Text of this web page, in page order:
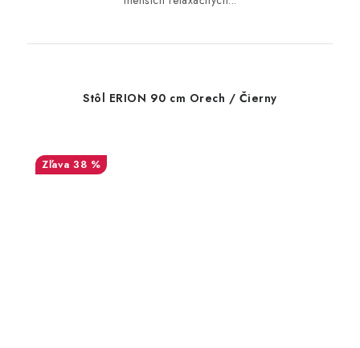
Stôl ERION 90 cm Orech / Čierny
38 %